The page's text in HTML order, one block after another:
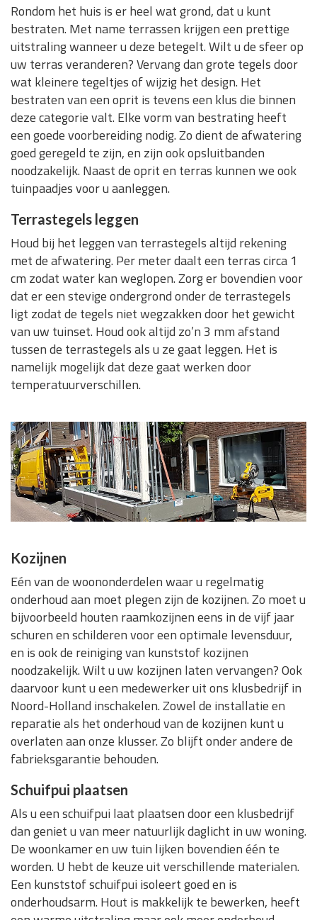
Rondom het huis is er heel wat grond, dat u kunt
bestraten. Met name terrassen krijgen een prettige
uitstraling wanneer u deze betegelt. Wilt u de sfeer op
uw terras veranderen? Vervang dan grote tegels door
wat kleinere tegeltjes of wijzig het design. Het
bestraten van een oprit is tevens een klus die binnen
deze categorie valt. Elke vorm van bestrating heeft
een goede voorbereiding nodig. Zo dient de afwatering
goed geregeld te zijn, en zijn ook opsluitbanden
noodzakelijk. Naast de oprit en terras kunnen we ook
tuinpaadjes voor u aanleggen.
Terrastegels leggen
Houd bij het leggen van terrastegels altijd rekening
met de afwatering. Per meter daalt een terras circa 1
cm zodat water kan weglopen. Zorg er bovendien voor
dat er een stevige ondergrond onder de terrastegels
ligt zodat de tegels niet wegzakken door het gewicht
van uw tuinset. Houd ook altijd zo’n 3 mm afstand
tussen de terrastegels als u ze gaat leggen. Het is
namelijk mogelijk dat deze gaat werken door
temperatuurverschillen.
Kozijnen
Eén van de woononderdelen waar u regelmatig
onderhoud aan moet plegen zijn de kozijnen. Zo moet u
bijvoorbeeld houten raamkozijnen eens in de vijf jaar
schuren en schilderen voor een optimale levensduur,
en is ook de reiniging van kunststof kozijnen
noodzakelijk. Wilt u uw kozijnen laten vervangen? Ook
daarvoor kunt u een medewerker uit ons klusbedrijf in
Noord-Holland inschakelen. Zowel de installatie en
reparatie als het onderhoud van de kozijnen kunt u
overlaten aan onze klusser. Zo blijft onder andere de
fabrieksgarantie behouden.
Schuifpui plaatsen
Als u een schuifpui laat plaatsen door een klusbedrijf
dan geniet u van meer natuurlijk daglicht in uw woning.
De woonkamer en uw tuin lijken bovendien één te
worden. U hebt de keuze uit verschillende materialen.
Een kunststof schuifpui isoleert goed en is
onderhoudsarm. Hout is makkelijk te bewerken, heeft